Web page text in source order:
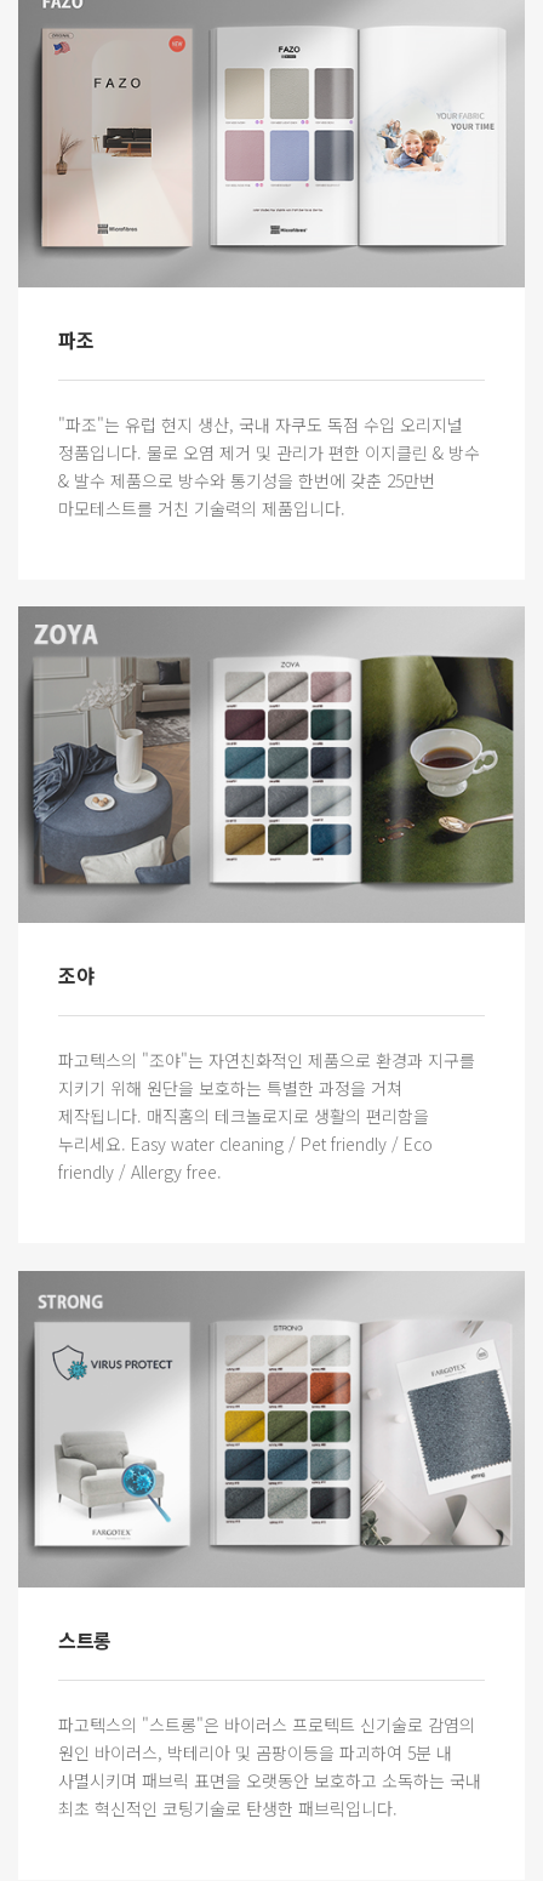
파조
"파조"는 유럽 현지 생산, 국내 자쿠도 독점 수입 오리지널
정품입니다. 물로 오염 제거 및 관리가 편한 이지클린 & 방수
& 발수 제품으로 방수와 통기성을 한번에 갖춘 25만번
마모테스트를 거친 기술력의 제품입니다.
조야
파고텍스의 "조야"는 자연친화적인 제품으로 환경과 지구를
지키기 위해 원단을 보호하는 특별한 과정을 거쳐
제작됩니다. 매직홈의 테크놀로지로 생활의 편리함을
누리세요. Easy water cleaning / Pet friendly / Eco
friendly / Allergy free.
스트롱
파고텍스의 "스트롱"은 바이러스 프로텍트 신기술로 감염의
원인 바이러스, 박테리아 및 곰팡이등을 파괴하여 5분 내
사멸시키며 패브릭 표면을 오랫동안 보호하고 소독하는 국내
최초 혁신적인 코팅기술로 탄생한 패브릭입니다.